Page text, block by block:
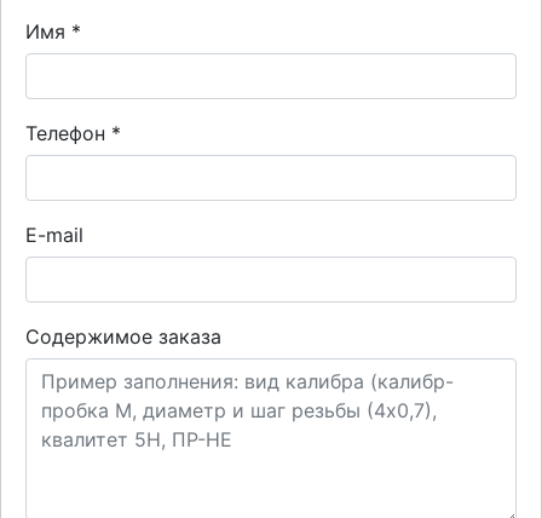
Имя *
Телефон *
E-mail
Содержимое заказа